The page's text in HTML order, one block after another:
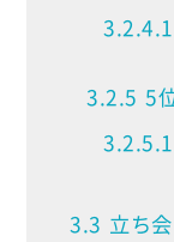
3.2.4.1
3.2.5 5
3.2.5.1
3.3 立ち